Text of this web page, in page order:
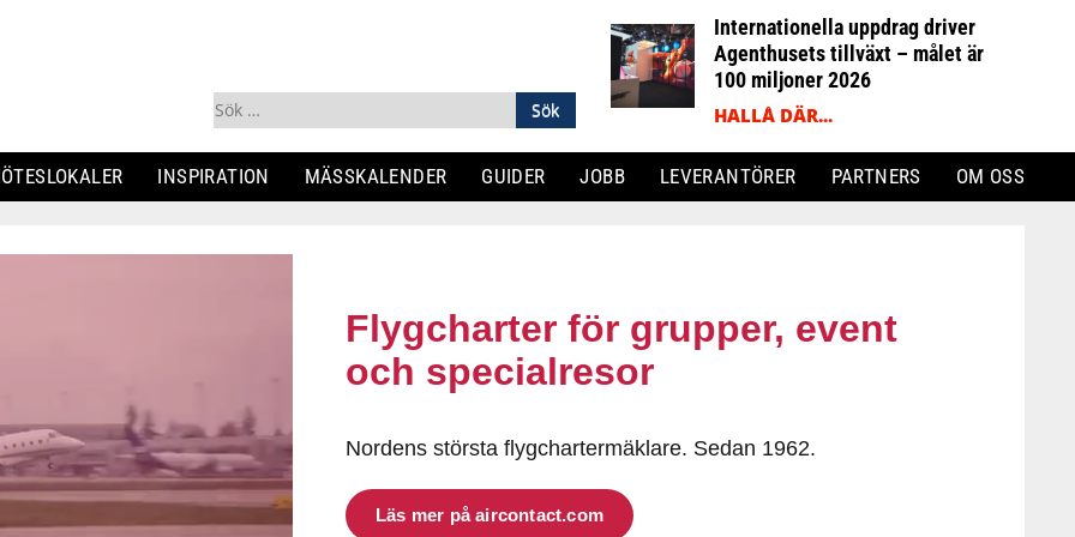
Sök
efter:
Internationella uppdrag driver
Agenthusets tillväxt – målet är
100 miljoner 2026
HALLÅ DÄR...
INSPIRATION MÄSSKALENDER GUIDER JOBB LEVERANTÖRER PARTNERS OM OSS